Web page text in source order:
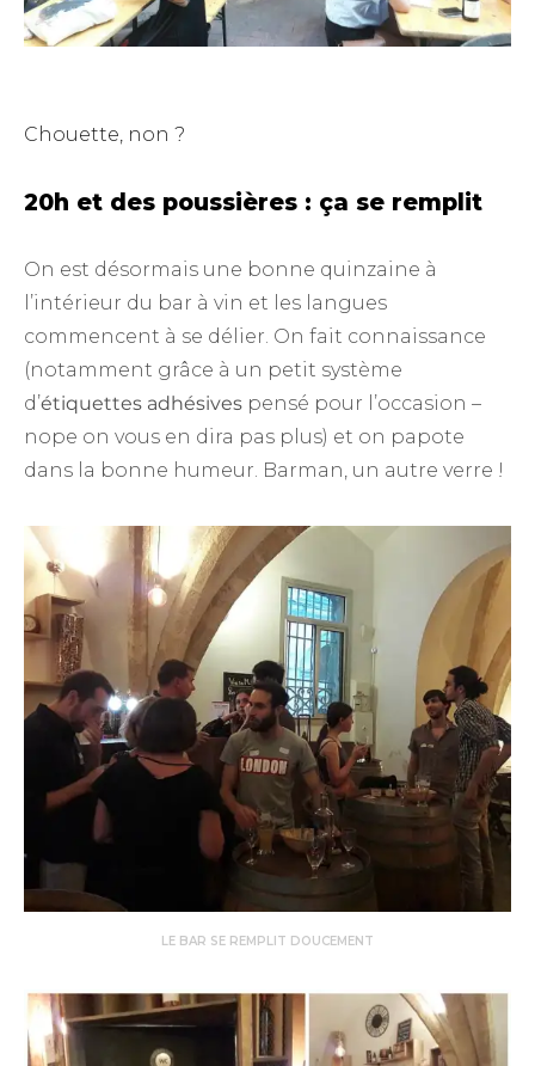
Chouette, non ?
20h et des poussières : ça se remplit
On est désormais une bonne quinzaine à
l’intérieur du bar à vin et les langues
commencent à se délier. On fait connaissance
(notamment grâce à un petit système
d’étiquettes adhésives pensé pour l’occasion –
nope on vous en dira pas plus) et on papote
dans la bonne humeur. Barman, un autre verre !
LE BAR SE REMPLIT DOUCEMENT